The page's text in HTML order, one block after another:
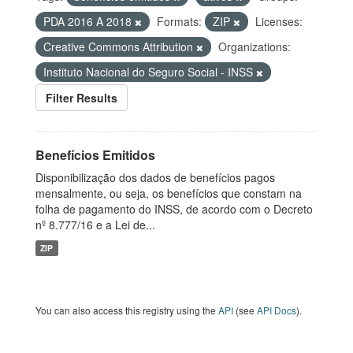
PDA 2016 A 2018
Formats: ZIP
Licenses:
Creative Commons Attribution
Organizations:
Instituto Nacional do Seguro Social - INSS
Filter Results
Benefícios Emitidos
Disponibilização dos dados de benefícios pagos
mensalmente, ou seja, os benefícios que constam na
folha de pagamento do INSS, de acordo com o Decreto
nº 8.777/16 e a Lei de...
ZIP
You can also access this registry using the API (see API Docs).